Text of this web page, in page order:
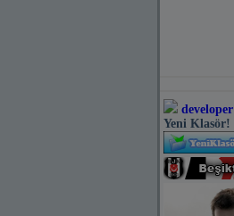
developer
Yeni Klasör!